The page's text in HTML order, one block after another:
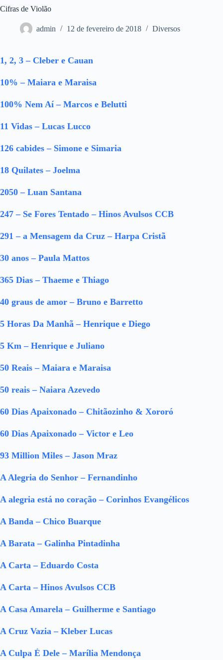
Cifras de Violão
admin 12 de fevereiro de 2018 Diversos
1, 2, 3 – Cleber e Cauan
10% – Maiara e Maraisa
100% Nem Aí – Marcos e Belutti
11 Vidas – Lucas Lucco
126 cabides – Simone e Simaria
18 Quilates – Joelma
2050 – Luan Santana
247 – Se Fores Tentado – Hinos Avulsos CCB
291 – a Mensagem da Cruz – Harpa Cristã
30 anos – Paula Mattos
365 Dias – Thaeme e Thiago
40 graus de amor – Bruno e Barretto
5 Horas Da Manhã – Henrique e Diego
5 Km – Henrique e Juliano
50 Reais – Maiara e Maraisa
50 reais – Naiara Azevedo
60 Dias Apaixonado – Chitãozinho & Xororó
60 Dias Apaixonado – Victor e Leo
93 Million Miles – Jason Mraz
A Alegria do Senhor – Fernandinho
A alegria está no coração – Corinhos Evangélicos
A Banda – Chico Buarque
A Barata – Galinha Pintadinha
A Carta – Eduardo Costa
A Carta – Hinos Avulsos CCB
A Casa Amarela – Guilherme e Santiago
A Cruz Vazia – Kleber Lucas
A Culpa É Dele – Marília Mendonça